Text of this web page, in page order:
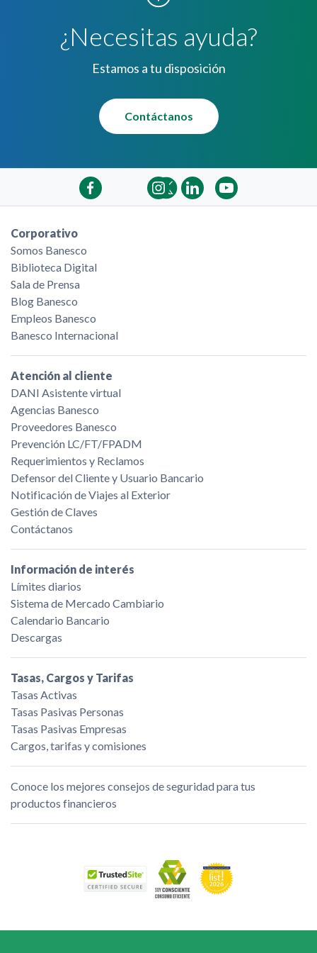
¿Necesitas ayuda?
Estamos a tu disposición
Contáctanos
Corporativo
Somos Banesco
Biblioteca Digital
Sala de Prensa
Blog Banesco
Empleos Banesco
Banesco Internacional
Atención al cliente
DANI Asistente virtual
Agencias Banesco
Proveedores Banesco
Prevención LC/FT/FPADM
Requerimientos y Reclamos
Defensor del Cliente y Usuario Bancario
Notificación de Viajes al Exterior
Gestión de Claves
Contáctanos
Información de interés
Límites diarios
Sistema de Mercado Cambiario
Calendario Bancario
Descargas
Tasas, Cargos y Tarifas
Tasas Activas
Tasas Pasivas Personas
Tasas Pasivas Empresas
Cargos, tarifas y comisiones
Conoce los mejores consejos de seguridad para tus
productos financieros